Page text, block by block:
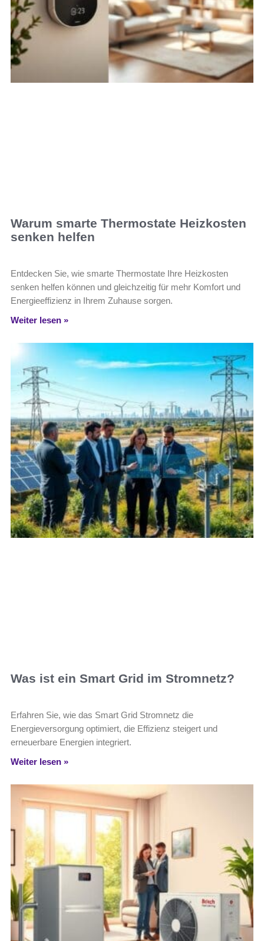
Warum smarte Thermostate Heizkosten
senken helfen
Entdecken Sie, wie smarte Thermostate Ihre Heizkosten
senken helfen können und gleichzeitig für mehr Komfort und
Energieeffizienz in Ihrem Zuhause sorgen.
Weiter lesen »
Was ist ein Smart Grid im Stromnetz?
Erfahren Sie, wie das Smart Grid Stromnetz die
Energieversorgung optimiert, die Effizienz steigert und
erneuerbare Energien integriert.
Weiter lesen »